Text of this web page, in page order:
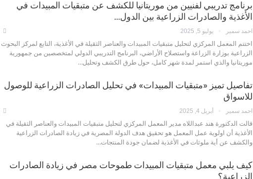
برنامج تدريبي لفنيين من موريتانيا للكشف عن متبقيات المبيدات في
الأغذية والصادرات الزراعية بين الدول…
احمد سمير يوليو 5, 2025
اختتم المعمل المركزي لتحليل متبقيات المبيدات والعناصر الثقيلة في الأغذية، التابع لمركز البحوث
الزراعية بوزارة الزراعة واستصلاح الأراضي، البرنامج التدريبي الدولي لمتخصصين من جمهورية
موريتانيا والذي استمر لمدة شهر كامل، حول طرق الكشف وتحليل…
تفاصيل تميز «متبقيات المبيدات» في تحليل الصادرات الزراعية للوصول
للاسواق
احمد سمير أبريل 4, 2025
قالت الدكتورة هند عبداللاه مدير المعمل المركزي لتحليل متبقيات المبيدات والعناصر الثقيلة في
الأغذية أن اولوية عمل المعمل هو تحقيق هدف الدولة المصرية في زيادة الصادرات الزراعية
والكشف عن أية ملوثات في الأغذية لضمان جودة المنتجات…
كيف يلبي معمل متبقيات المبيدات طموحات مصر في زيادة الصادرات
الزراعية؟